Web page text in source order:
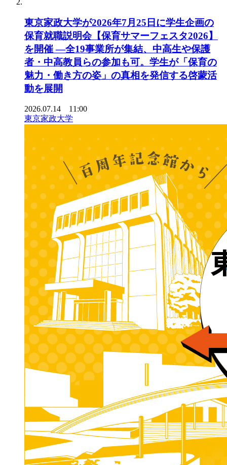
東京家政大学が2026年7月25日に学生企画の
保育就職説明会【保育サマーフェスタ2026】
を開催 ―全19事業所が集結、中高生や保護
者・中高教員らの参加も可。学生が「保育の
魅力・働き方の姿」の真相を発信する啓蒙活
動を展開
2026.07.14 11:00
東京家政大学